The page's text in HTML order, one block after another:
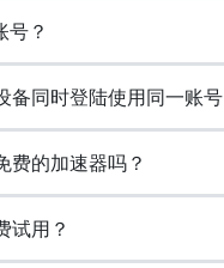
号？
备同时登陆使用同一账号
费的加速器吗？
试用？